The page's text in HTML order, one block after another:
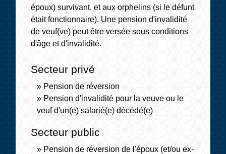
époux) survivant, et aux orphelins (si le défunt
était fonctionnaire). Une pension d'invalidité
de veuf(ve) peut être versée sous conditions
d'âge et d'invalidité.
Secteur privé
Pension de réversion
Pension d'invalidité pour la veuve ou le
veuf d'un(e) salarié(e) décédé(e)
Secteur public
Pension de réversion de l'époux (et/ou ex-